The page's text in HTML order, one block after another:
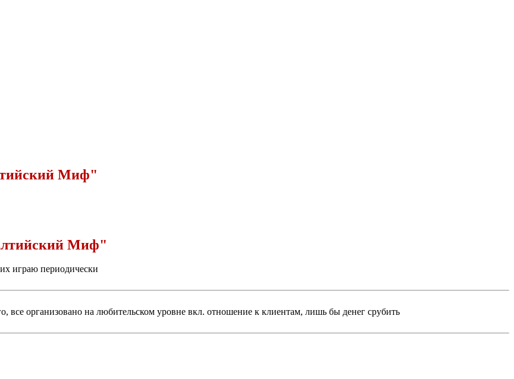
Миф"
Миф"
играю периодически
все организовано на любительском уровне вкл. отношение к клиентам, лишь бы денег срубить